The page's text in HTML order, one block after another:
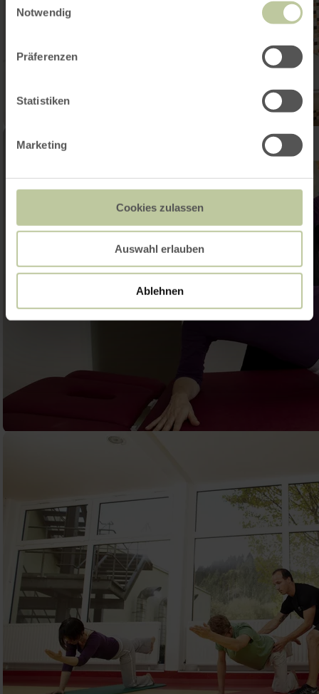
Notwendig
Präferenzen
Statistiken
Marketing
Cookies zulassen
Auswahl erlauben
Ablehnen